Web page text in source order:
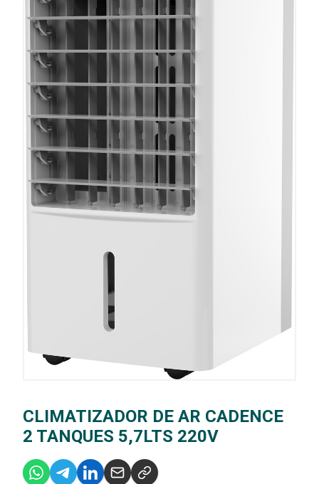
CLIMATIZADOR DE AR CADENCE
2 TANQUES 5,7LTS 220V